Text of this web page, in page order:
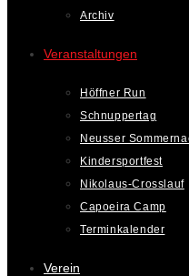
Archiv
Veranstaltungen
Höffner Run
Schnuppertag
Neusser
Kindersportfest
Nikolaus-Crosslauf
Capoeira Camp
Terminkalender
Verein